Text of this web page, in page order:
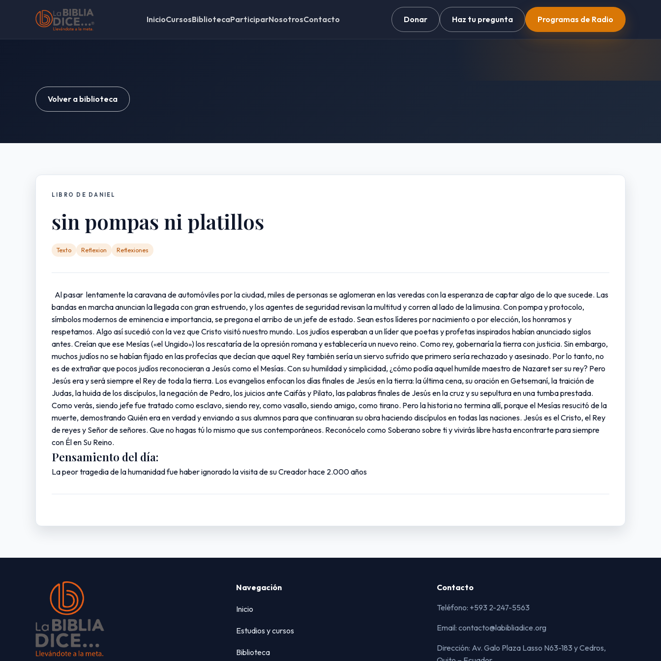
InicioCursosBibliotecaParticiparNosotrosContacto Donar Haz tu pregunta Programas de Radio
Volver a biblioteca
LIBRO DE DANIEL
sin pompas ni platillos
Texto Reflexion Reflexiones
Al pasar lentamente la caravana de automóviles por la ciudad, miles de personas se aglomeran en las veredas con la esperanza de captar algo de lo que sucede. Las
bandas en marcha anuncian la llegada con gran estruendo, y los agentes de seguridad revisan la multitud y corren al lado de la limusina. Con pompa y protocolo,
símbolos modernos de eminencia e importancia, se pregona el arribo de un jefe de estado. Sean estos líderes por nacimiento o por elección, los honramos y
respetamos. Algo así sucedió con la vez que Cristo visitó nuestro mundo. Los judíos esperaban a un líder que poetas y profetas inspirados habían anunciado siglos
antes. Creían que ese Mesías («el Ungido») los rescataría de la opresión romana y establecería un nuevo reino. Como rey, gobernaría la tierra con justicia. Sin embargo,
muchos judíos no se habían fijado en las profecías que decían que aquel Rey también sería un siervo sufrido que primero sería rechazado y asesinado. Por lo tanto, no
es de extrañar que pocos judíos reconocieran a Jesús como el Mesías. Con su humildad y simplicidad, ¿cómo podía aquel humilde maestro de Nazaret ser su rey? Pero
Jesús era y será siempre el Rey de toda la tierra. Los evangelios enfocan los días finales de Jesús en la tierra: la última cena, su oración en Getsemaní, la traición de
Judas, la huida de los discípulos, la negación de Pedro, los juicios ante Caifás y Pilato, las palabras finales de Jesús en la cruz y su sepultura en una tumba prestada.
Como verás, siendo jefe fue tratado como esclavo, siendo rey, como vasallo, siendo amigo, como tirano. Pero la historia no termina allí, porque el Mesías resucitó de la
muerte, demostrando Quién era en verdad y enviando a sus alumnos para que continuaran su obra haciendo discípulos en todas las naciones. Jesús es el Cristo, el Rey
de reyes y Señor de señores. Que no hagas tú lo mismo que sus contemporáneos. Reconócelo como Soberano sobre ti y vivirás libre hasta encontrarte para siempre
con Él en Su Reino.
Pensamiento del día:
La peor tragedia de la humanidad fue haber ignorado la visita de su Creador hace 2.000 años
Navegación
Inicio
Estudios y cursos
Biblioteca
Contacto
Teléfono: +593 2-247-5563
Email: contacto@labibliadice.org
Dirección: Av. Galo Plaza Lasso N63-183 y Cedros,